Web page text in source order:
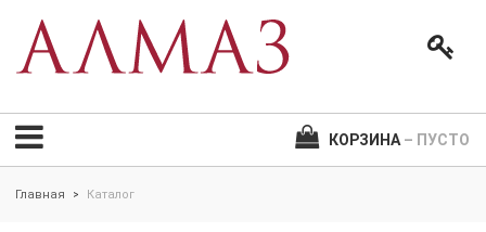
КОРЗИНА – ПУСТО
Главная > Каталог